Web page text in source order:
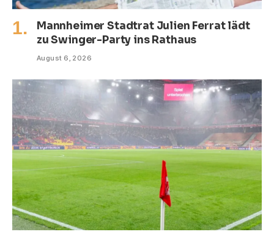
Mannheimer Stadtrat Julien Ferrat lädt
zu Swinger-Party ins Rathaus
August 6, 2026